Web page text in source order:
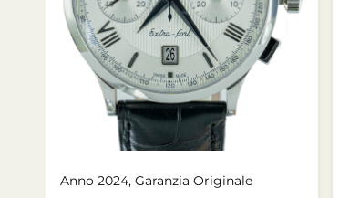
Anno 2024, Garanzia Originale